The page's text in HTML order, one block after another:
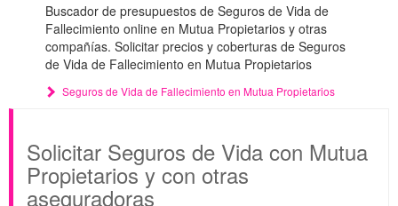
Buscador de presupuestos de Seguros de Vida de
Fallecimiento online en Mutua Propietarios y otras
compañías. Solicitar precios y coberturas de Seguros
de Vida de Fallecimiento en Mutua Propietarios
Seguros de Vida de Fallecimiento en Mutua Propietarios
Solicitar Seguros de Vida con Mutua
Propietarios y con otras
aseguradoras